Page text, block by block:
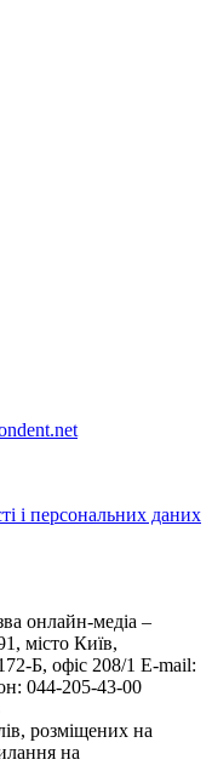
і персональних даних
онлайн-медіа –
місто Київ,
Б, офіс 208/1 E-mail:
044-205-43-00
розміщених на
на